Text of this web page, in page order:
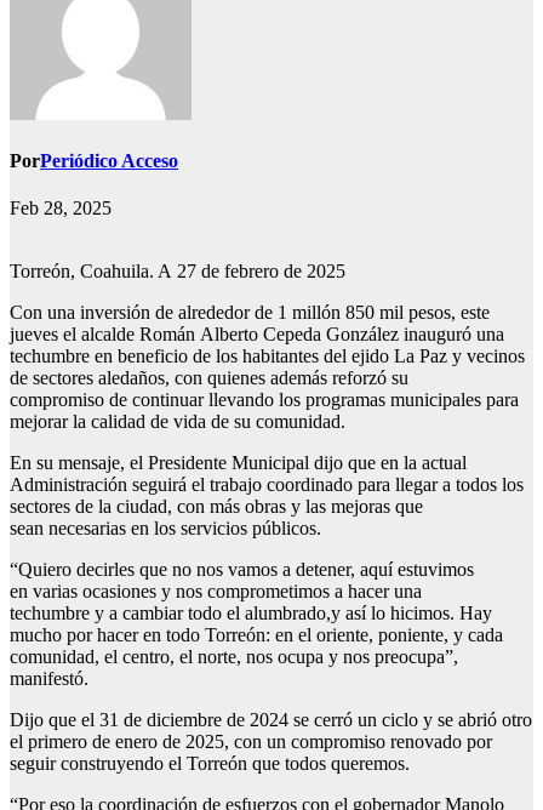
PorPeriódico Acceso
Feb 28, 2025
Torreón, Coahuila. A 27 de febrero de 2025
Con una inversión de alrededor de 1 millón 850 mil pesos, este
jueves el alcalde Román Alberto Cepeda González inauguró una
techumbre en beneficio de los habitantes del ejido La Paz y vecinos
de sectores aledaños, con quienes además reforzó su
compromiso de continuar llevando los programas municipales para
mejorar la calidad de vida de su comunidad.
En su mensaje, el Presidente Municipal dijo que en la actual
Administración seguirá el trabajo coordinado para llegar a todos los
sectores de la ciudad, con más obras y las mejoras que
sean necesarias en los servicios públicos.
“Quiero decirles que no nos vamos a detener, aquí estuvimos
en varias ocasiones y nos comprometimos a hacer una
techumbre y a cambiar todo el alumbrado,y así lo hicimos. Hay
mucho por hacer en todo Torreón: en el oriente, poniente, y cada
comunidad, el centro, el norte, nos ocupa y nos preocupa”,
manifestó.
Dijo que el 31 de diciembre de 2024 se cerró un ciclo y se abrió otro
el primero de enero de 2025, con un compromiso renovado por
seguir construyendo el Torreón que todos queremos.
“Por eso la coordinación de esfuerzos con el gobernador Manolo